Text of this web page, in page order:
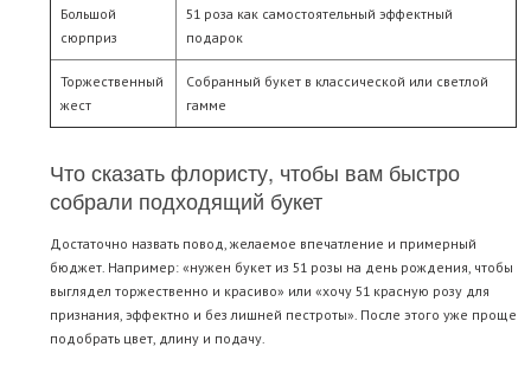
Большой
сюрприз
51 роза как самостоятельный эффектный
подарок
Торжественный
жест
Собранный букет в классической или светлой
гамме
Что сказать флористу, чтобы вам быстро
собрали подходящий букет
Достаточно назвать повод, желаемое впечатление и примерный
бюджет. Например: «нужен букет из 51 розы на день рождения, чтобы
выглядел торжественно и красиво» или «хочу 51 красную розу для
признания, эффектно и без лишней пестроты». После этого уже проще
подобрать цвет, длину и подачу.